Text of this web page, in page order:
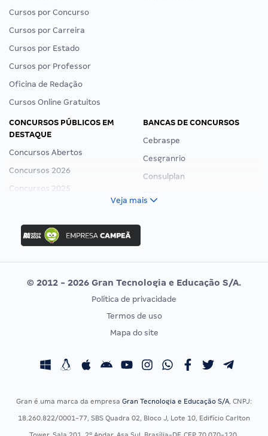
Cursos por Concurso
Cursos por Carreira
Cursos por Estado
Cursos por Professor
Oficina de Redação
Cursos Online Gratuitos
CONCURSOS PÚBLICOS EM
DESTAQUE
Concursos Abertos
Concursos 2026
Concursos 2025
Concurso Ibama
Concurso MPU
Editais publicados
BANCAS DE CONCURSOS
Cebraspe
Cesgranrio
Consulplan
Vunesp
CONCURSOS POR PROFISSÃO
Concursos Fiscais
Concursos Saúde
EXAME DE ORDEM
Calendário OAB
Veja mais
© 2012 - 2026 Gran Tecnologia e Educação S/A.
Política de privacidade
Termos de uso
Mapa do site
Gran é uma marca da empresa Gran Tecnologia e Educação S/A, CNPJ:
18.260.822/0001-77, SBS Quadra 02, Bloco J, Lote 10, Edifício Carlton